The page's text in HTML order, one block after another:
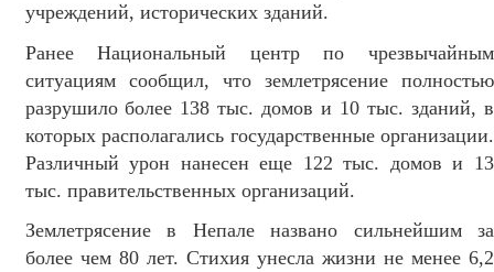
учреждений, исторических зданий.
Ранее Национальный центр по чрезвычайным
ситуациям сообщил, что землетрясение полностью
разрушило более 138 тыс. домов и 10 тыс. зданий, в
которых располагались государственные организации.
Различный урон нанесен еще 122 тыс. домов и 13
тыс. правительственных организаций.
Землетрясение в Непале названо сильнейшим за
более чем 80 лет. Стихия унесла жизни не менее 6,2